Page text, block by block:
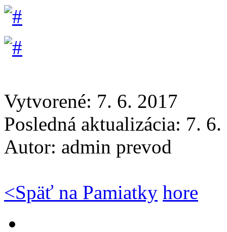
Vytvorené: 7. 6. 2017
Posledná aktualizácia: 7.
Autor: admin prevod
<Späť na Pamiatky hore